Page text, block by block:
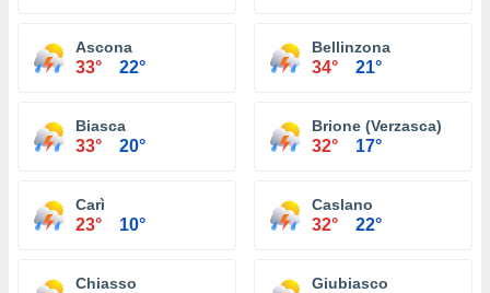
Ascona
33° 22°
Bellinzona
34° 21°
Biasca
33° 20°
Brione (Verzasca)
32° 17°
Carì
23° 10°
Caslano
32° 22°
Chiasso Giubiasco